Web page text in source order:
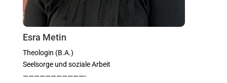
Esra Metin
Theologin (B.A.)
Seelsorge und soziale Arbeit
———————————-